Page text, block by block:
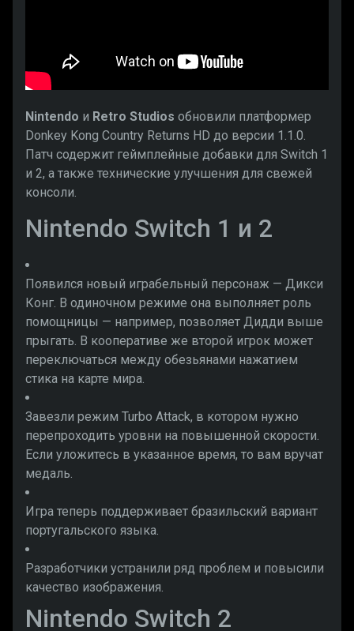
Nintendo и Retro Studios обновили платформер
Donkey Kong Country Returns HD до версии 1.1.0.
Патч содержит геймплейные добавки для Switch 1
и 2, а также технические улучшения для свежей
консоли.
Nintendo Switch 1 и 2
Появился новый играбельный персонаж — Дикси
Конг. В одиночном режиме она выполняет роль
помощницы — например, позволяет Дидди выше
прыгать. В кооперативе же второй игрок может
переключаться между обезьянами нажатием
стика на карте мира.
Завезли режим Turbo Attack, в котором нужно
перепроходить уровни на повышенной скорости.
Если уложитесь в указанное время, то вам вручат
медаль.
Игра теперь поддерживает бразильский вариант
португальского языка.
Разработчики устранили ряд проблем и повысили
качество изображения.
Nintendo Switch 2